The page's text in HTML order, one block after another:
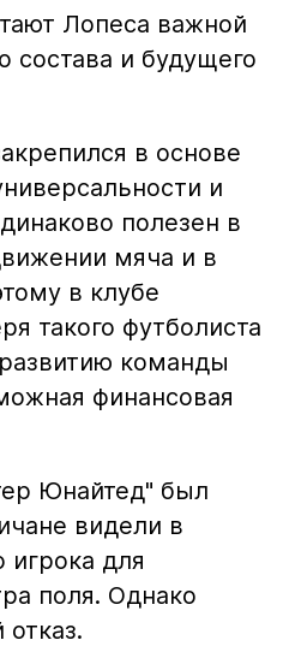
Лопеса важной
состава и будущего
в основе
и
полезен в
мяча и в
в клубе
такого футболиста
команды
финансовая
Юнайтед" был
видели в
игрока для
поля. Однако